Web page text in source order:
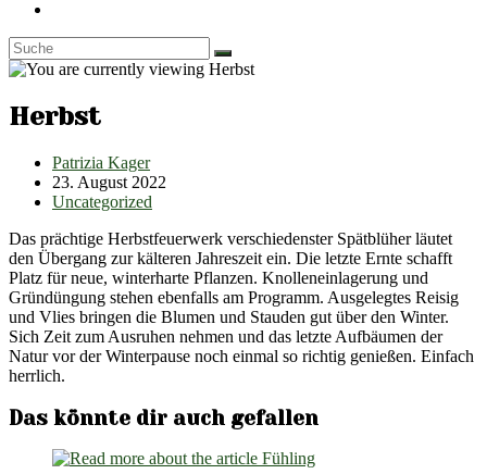
search
Herbst
Beitrags-
Autor:
Patrizia Kager
Beitrag
veröffentlicht:
23. August 2022
Beitrags-
Uncategorized
Das prächtige Herbstfeuerwerk verschiedenster Spätblüher läutet
den Übergang zur kälteren Jahreszeit ein. Die letzte Ernte schafft
Platz für neue, winterharte Pflanzen. Knolleneinlagerung und
Gründüngung stehen ebenfalls am Programm. Ausgelegtes Reisig
und Vlies bringen die Blumen und Stauden gut über den Winter.
Sich Zeit zum Ausruhen nehmen und das letzte Aufbäumen der
Natur vor der Winterpause noch einmal so richtig genießen. Einfach
herrlich.
Das könnte dir auch gefallen